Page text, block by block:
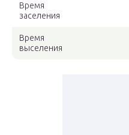
Время
заселения
Время
выселения